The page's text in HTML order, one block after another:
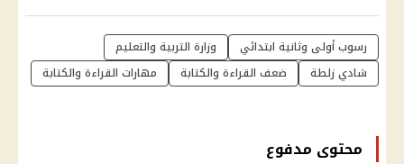
رسوب أولى وثانية ابتدائي
وزارة التربية والتعليم
شادي زلطة
ضعف القراءة والكتابة مهارات القراءة والكتابة
محتوى مدفوع